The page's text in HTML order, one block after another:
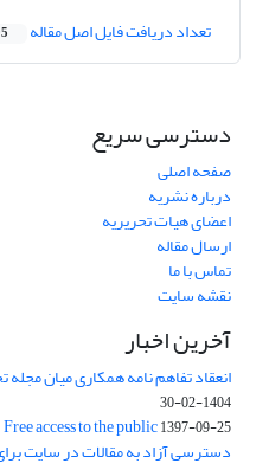
تعداد دریافت فایل اصل مقاله
دسترسی سریع
صفحه اصلی
درباره نشریه
اعضای هیات تحریریه
ارسال مقاله
تماس با ما
نقشه سایت
آخرین اخبار
انعقاد تفاهم نامه همکاری میان مجله
1404-02-30
Free access to the public1397-09-25
دسترسی آزاد به مقالات در سایت